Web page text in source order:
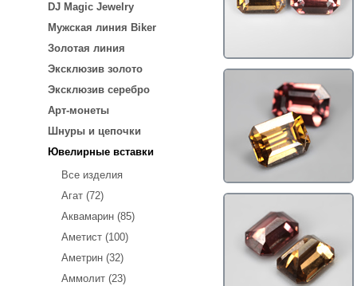
DJ Magic Jewelry
Мужская линия Biker
Золотая линия
Эксклюзив золото
Эксклюзив серебро
Арт-монеты
Шнуры и цепочки
Ювелирные вставки
Все изделия
Агат (72)
Аквамарин (85)
Аметист (100)
Аметрин (32)
Аммолит (23)